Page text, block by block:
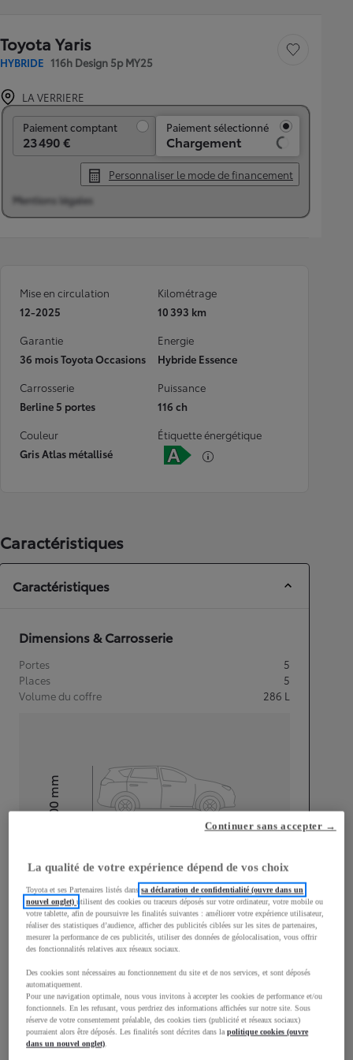
Toyota Yaris
HYBRIDE 116h Design 5p MY25
Sauvegarder le
LA VERRIERE
Paiement comptant
23 490 €
Paiement sélectionné
Chargement
Personnaliser le mode de financement
Mentions légales
Mise en circulation
12-2025
Kilométrage
10 393 km
Garantie
36 mois Toyota Occasions
Energie
Hybride Essence
Carrosserie
Berline 5 portes
Puissance
116 ch
Couleur
Gris Atlas métallisé
Étiquette énergétique
Caractéristiques
Caractéristiques
Dimensions & Carrosserie
Portes
5
Places
5
Volume du coffre
286 L
Hauteur
1 500
mm
1 745 mm
Consommation mixte
La qualité de votre expérience dépend de vos choix
Toyota et ses Partenaires listés danssa déclaration de confidentialité (ouvre dans un
nouvel onglet)utilisent des cookies ou traceurs déposés sur votre ordinateur, votre mobile ou
votre tablette, afin de poursuivre les finalités suivantes : améliorer votre expérience utilisateur,
réaliser des statistiques d’audience, afficher des publicités ciblées sur les sites de partenaires,
mesurer la performance de ces publicités, utiliser des données de géolocalisation, vous offrir
des fonctionnalités relatives aux réseaux sociaux.
Des cookies sont nécessaires au fonctionnement du site et de nos services, et sont déposés
automatiquement.
Pour une navigation optimale, nous vous invitons à accepter les cookies de performance et/ou
fonctionnels. En les refusant, vous perdriez des informations affichées sur notre site. Sous
réserve de votre consentement préalable, des cookies tiers (publicité et réseaux sociaux)
pourraient alors être déposés. Les finalités sont décrites dans lapolitique cookies (ouvre
dans un nouvel onglet).
Continuer sans accepter →